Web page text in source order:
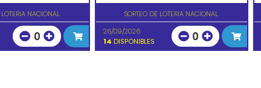
LOTERIA NACIONAL
0
SORTEO DE LOTERIA NACIONAL
26/09/2026
14 DISPONIBLES 0